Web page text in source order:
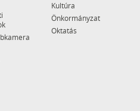
Kultúra
Önkormányzat
Oktatás